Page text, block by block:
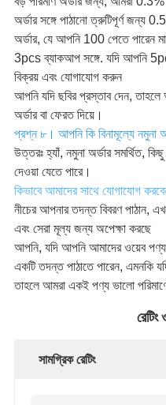
অর্ডার সঙ্গে পাঠানো ত্রুটিপূর্ণ
অর্ডার, যে আপনি 100 পেতে পারেন
3pcs ব্যাকআপ সঙ্গে. যদি আপনি
বিক্রয় এবং যোগাযোগ করুন
আপনি যদি ছবির প্রস্তাব দেন,
অর্ডার বা ফেরত দিয়ে।
প্রশ্ন ৮। আপনি কি বিনামূল্যে নমুনা
উত্তরঃ হ্যাঁ, নমুনা অর্ডার সমর্থিত, কিছু
দেওয়া যেতে পারে।
কিভাবে আমাদের সাথে যোগাযোগ
নীচের আপনার তদন্ত বিবরণ পাঠান,
এবং সেরা মূল্য জন্য অপেক্ষা করছে
আপনি, যদি আপনি আমাদের ওয়েব
একটি তদন্ত পাঠাতে পারেন, এমনকি
তাহলে আমরা একই পণ্য ভালো
রেটিং
সামগ্রিক রেটিং